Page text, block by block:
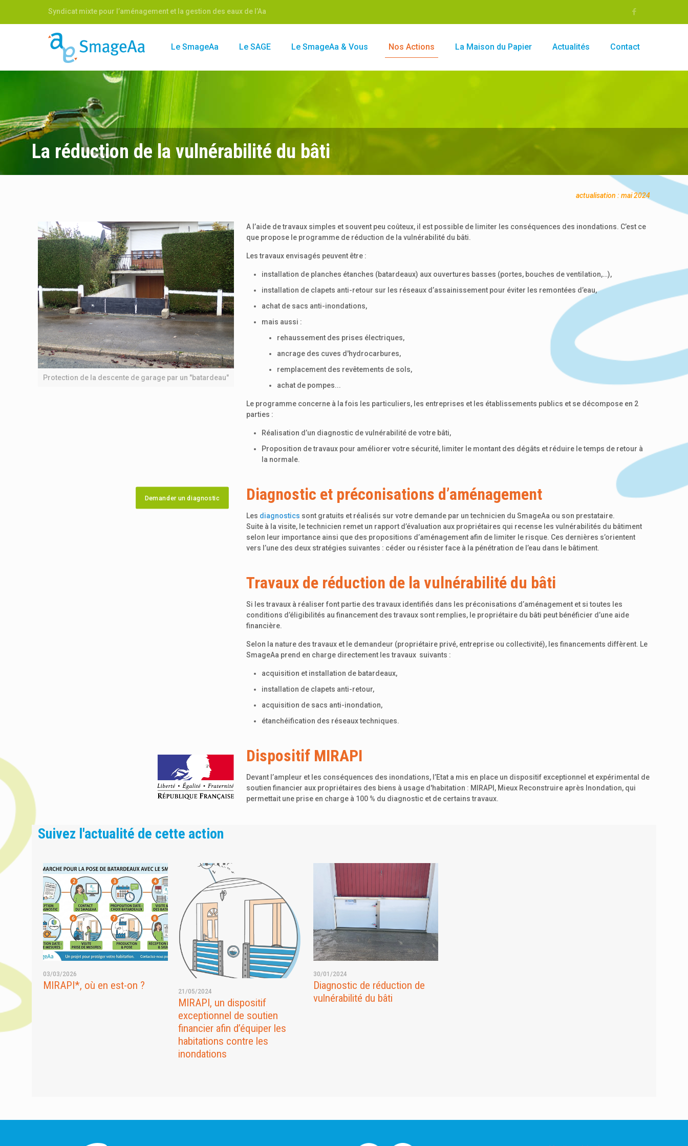
Syndicat mixte pour l’aménagement et la gestion des eaux de l’Aa
Le SmageAa Le SAGE Le SmageAa & Vous Nos Actions La Maison du Papier Actualités Contact
La réduction de la vulnérabilité du bâti
actualisation : mai 2024
Protection de la descente de garage par un "batardeau"
A l’aide de travaux simples et souvent peu coûteux, il est possible de limiter les conséquences des inondations. C’est ce
que propose le programme de réduction de la vulnérabilité du bâti.
Les travaux envisagés peuvent être :
installation de planches étanches (batardeaux) aux ouvertures basses (portes, bouches de ventilation,…),
installation de clapets anti-retour sur les réseaux d’assainissement pour éviter les remontées d’eau,
achat de sacs anti-inondations,
mais aussi :
rehaussement des prises électriques,
ancrage des cuves d'hydrocarbures,
remplacement des revêtements de sols,
achat de pompes...
Le programme concerne à la fois les particuliers, les entreprises et les établissements publics et se décompose en 2
parties :
Réalisation d’un diagnostic de vulnérabilité de votre bâti,
Proposition de travaux pour améliorer votre sécurité, limiter le montant des dégâts et réduire le temps de retour à
la normale.
Demander un diagnostic Diagnostic et préconisations d’aménagement
Les diagnostics sont gratuits et réalisés sur votre demande par un technicien du SmageAa ou son prestataire.
Suite à la visite, le technicien remet un rapport d’évaluation aux propriétaires qui recense les vulnérabilités du bâtiment
selon leur importance ainsi que des propositions d’aménagement afin de limiter le risque. Ces dernières s’orientent
vers l’une des deux stratégies suivantes : céder ou résister face à la pénétration de l’eau dans le bâtiment.
Travaux de réduction de la vulnérabilité du bâti
Si les travaux à réaliser font partie des travaux identifiés dans les préconisations d’aménagement et si toutes les
conditions d’éligibilités au financement des travaux sont remplies, le propriétaire du bâti peut bénéficier d’une aide
financière.
Selon la nature des travaux et le demandeur (propriétaire privé, entreprise ou collectivité), les financements diffèrent. Le
SmageAa prend en charge directement les travaux suivants :
acquisition et installation de batardeaux,
installation de clapets anti-retour,
acquisition de sacs anti-inondation,
étanchéification des réseaux techniques.
Dispositif MIRAPI
Devant l’ampleur et les conséquences des inondations, l’Etat a mis en place un dispositif exceptionnel et expérimental de
soutien financier aux propriétaires des biens à usage d'habitation : MIRAPI, Mieux Reconstruire après Inondation, qui
permettait une prise en charge à 100 % du diagnostic et de certains travaux.
Suivez l'actualité de cette action
03/03/2026
MIRAPI*, où en est-on ?
21/05/2024
MIRAPI, un dispositif
exceptionnel de soutien
financier afin d’équiper les
habitations contre les
inondations
30/01/2024
Diagnostic de réduction de
vulnérabilité du bâti